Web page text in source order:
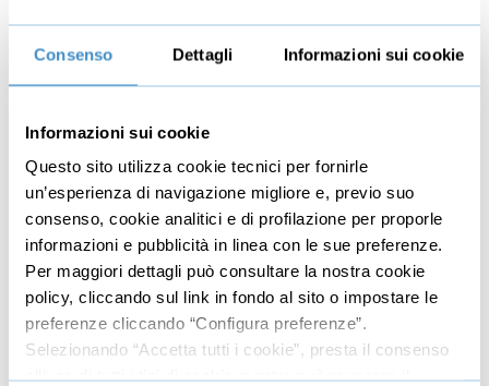
Consenso Dettagli Informazioni sui cookie
Informazioni sui cookie
Questo sito utilizza cookie tecnici per fornirle
un’esperienza di navigazione migliore e, previo suo
consenso, cookie analitici e di profilazione per proporle
informazioni e pubblicità in linea con le sue preferenze.
Per maggiori dettagli può consultare la nostra cookie
policy, cliccando sul link in fondo al sito o impostare le
preferenze cliccando “Configura preferenze”.
Selezionando “Accetta tutti i cookie”, presta il consenso
all’uso di tutti i tipi di cookie mentre può revocare il
4 Le 7 meditazioni giornaliere 02:25:02
Prima Meditazione: "L'Attenzione"
Seconda Meditazione: "Liberati dal pensiero
automatico"
Terza Meditazione: "Distacco emotivo"
Quarta Meditazione: "I 3 Segreti del
Successo"
19:35
Quinta Meditazione: "Assumiti le tue
Responsabilità"
Sesta Meditazione: "Chi vuoi nutrire?"